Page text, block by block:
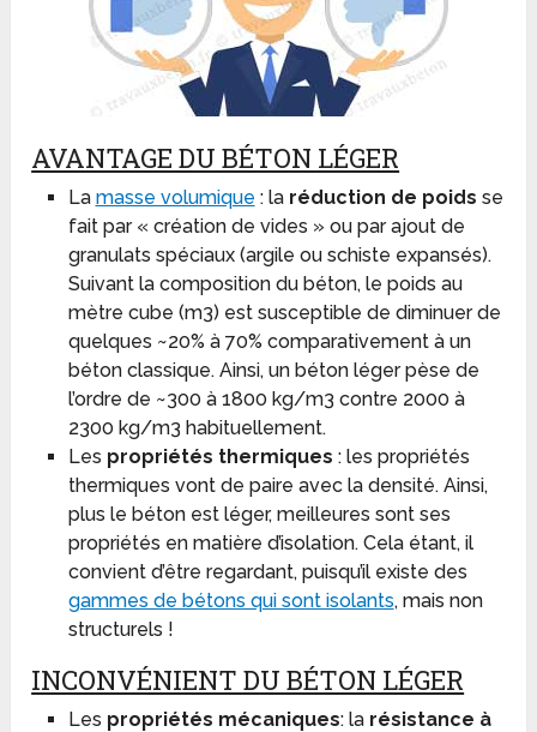
AVANTAGE DU BÉTON LÉGER
La masse volumique : la réduction de poids se
fait par « création de vides » ou par ajout de
granulats spéciaux (argile ou schiste expansés).
Suivant la composition du béton, le poids au
mètre cube (m3) est susceptible de diminuer de
quelques ~20% à 70% comparativement à un
béton classique. Ainsi, un béton léger pèse de
l’ordre de ~300 à 1800 kg/m3 contre 2000 à
2300 kg/m3 habituellement.
Les propriétés thermiques : les propriétés
thermiques vont de paire avec la densité. Ainsi,
plus le béton est léger, meilleures sont ses
propriétés en matière d’isolation. Cela étant, il
convient d’être regardant, puisqu’il existe des
gammes de bétons qui sont isolants, mais non
structurels !
INCONVÉNIENT DU BÉTON LÉGER
Les propriétés mécaniques: la résistance à